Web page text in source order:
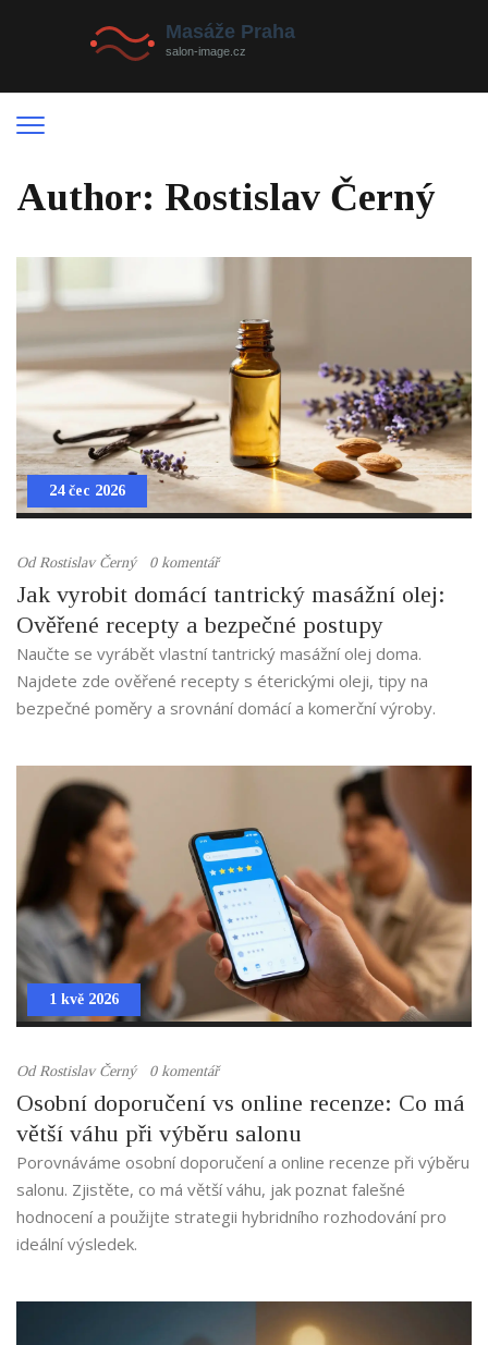
Author: Rostislav Černý
24 čec 2026
OdRostislav Černý 0 komentář
Jak vyrobit domácí tantrický masážní olej:
Ověřené recepty a bezpečné postupy
Naučte se vyrábět vlastní tantrický masážní olej doma.
Najdete zde ověřené recepty s éterickými oleji, tipy na
bezpečné poměry a srovnání domácí a komerční výroby.
1 kvě 2026
OdRostislav Černý 0 komentář
Osobní doporučení vs online recenze: Co má
větší váhu při výběru salonu
Porovnáváme osobní doporučení a online recenze při výběru
salonu. Zjistěte, co má větší váhu, jak poznat falešné
hodnocení a použijte strategii hybridního rozhodování pro
ideální výsledek.